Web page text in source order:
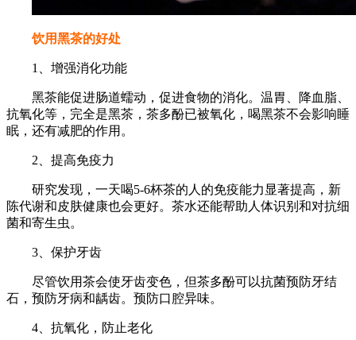
饮用黑茶的好处
1、增强消化功能
黑茶能促进肠道蠕动，促进食物的消化。温胃、降血脂、
抗氧化等，完全是黑茶，茶多酚已被氧化，喝黑茶不会影响睡
眠，还有减肥的作用。
2、提高免疫力
研究发现，一天喝5-6杯茶的人的免疫能力显著提高，新
陈代谢和皮肤健康也会更好。茶水还能帮助人体识别和对抗细
菌和寄生虫。
3、保护牙齿
尽管饮用茶会使牙齿变色，但茶多酚可以抗菌预防牙结
石，预防牙病和龋齿。预防口腔异味。
4、抗氧化，防止老化